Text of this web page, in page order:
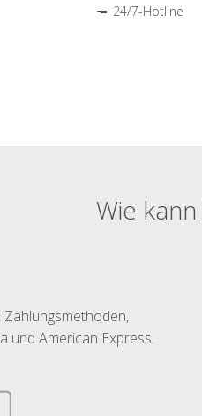
24/7-Hotline
Wie
Zahlungsmethoden,
und American Express.